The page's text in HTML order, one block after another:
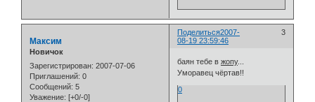
Поделиться 3
2007-
08-19 23:59:46
Максим
Новичок
Зарегистрирован: 2007-07-06
Приглашений: 0
Сообщений: 5
Уважение: [+0/-0]
баян тебе вжопу...
Уморавец чёртав!!
0